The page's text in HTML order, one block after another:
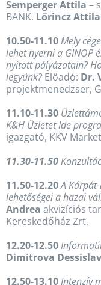
Semperger Attila –
BANK. Lőrincz Attila
10.50-11.10Mely
lehet nyerni a GINOP
nyitott pályázatain?
legyünk? Előadó: Dr.
projektmenedzser,
11.10-11.30
K&H Üzletet Ide
igazgató, KKV
11.30-11.50
11.50-12.20A
lehetőségei a hazai
Andrea akvizíciós
Kereskedőház Zrt.
12.20-12.50
Dimitrova
12.50-13.10Intenzív